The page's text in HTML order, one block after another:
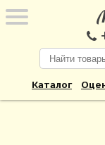
Каталог